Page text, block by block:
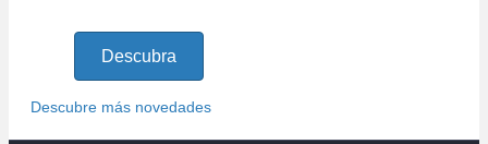
Descubra
Descubre más novedades